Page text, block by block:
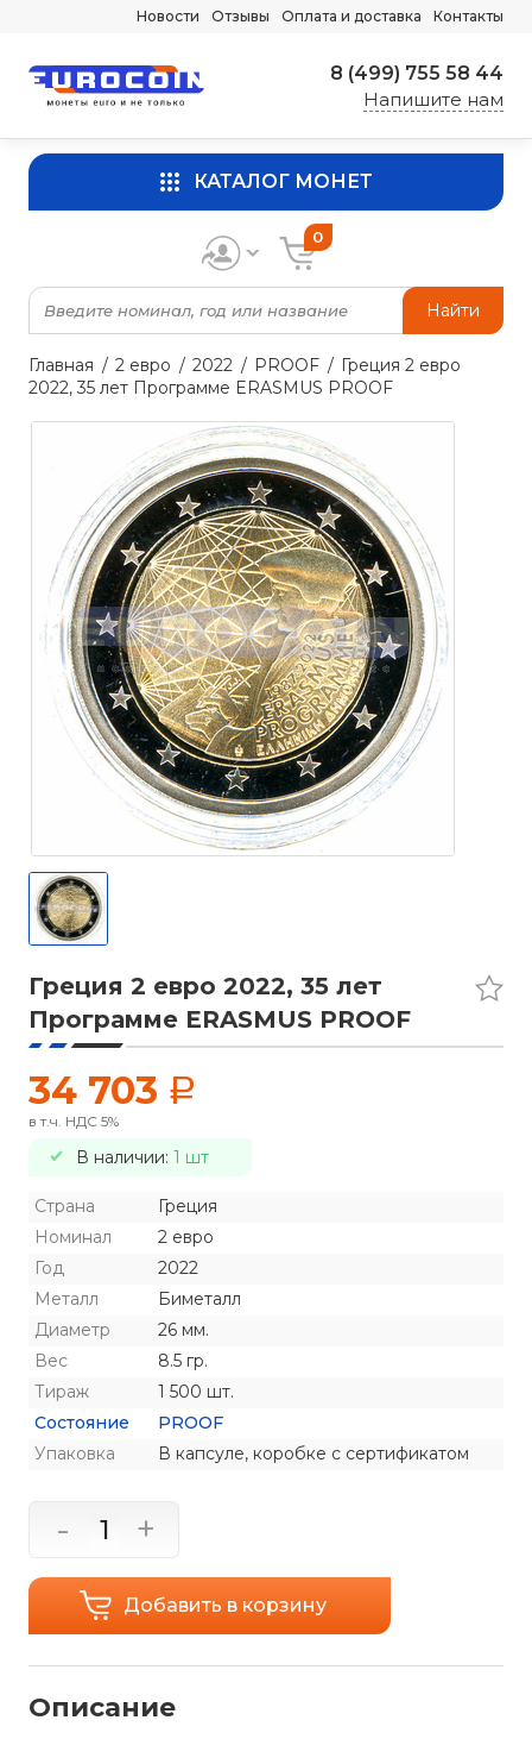
Новости Отзывы Оплата и доставка Контакты
8 (499) 755 58 44
Напишите нам
КАТАЛОГ МОНЕТ
Найти
0
Главная 2 евро 2022 PROOF
Греция 2 евро
2022, 35 лет Программе ERASMUS PROOF
Греция 2 евро 2022, 35 лет
Программе ERASMUS PROOF
34 703 a
в т.ч. НДС 5%
В наличии: 1 шт
Страна
Греция
Номинал
2 евро
Год
2022
Металл
Биметалл
Диаметр
26 мм.
Вес
8.5 гр.
Тираж
1 500 шт.
Состояние
PROOF
Упаковка
В капсуле, коробке с сертификатом
- +
Добавить в корзину
Описание